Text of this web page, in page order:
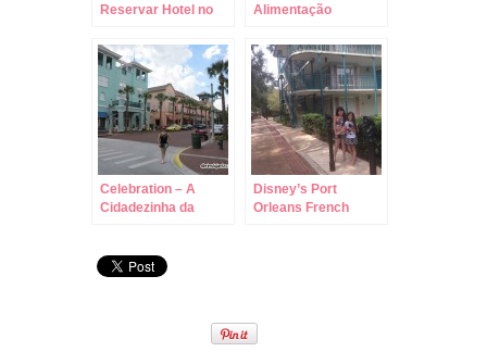
Reservar Hotel no
Alimentação
Disney 2014
Celebration – A
Cidadezinha da
Disney’s Port
Orleans French